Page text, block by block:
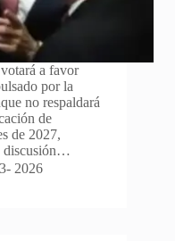
a favor
por la
no respaldará
de
de 2027,
discusión…
2026